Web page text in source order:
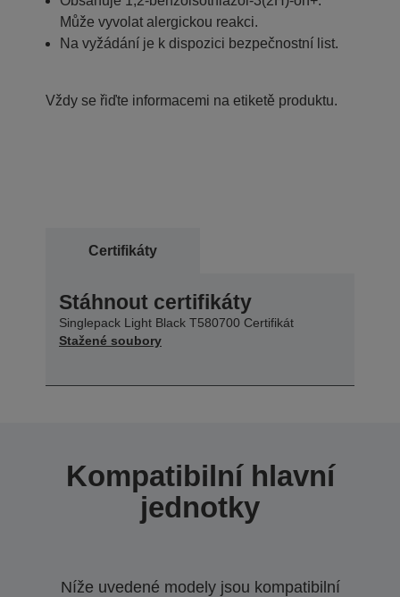
Může vyvolat alergickou reakci.
Na vyžádání je k dispozici bezpečnostní list.
Vždy se řiďte informacemi na etiketě produktu.
Certifikáty
Stáhnout certifikáty
Singlepack Light Black T580700 Certifikát
Stažené soubory
Kompatibilní hlavní
jednotky
Níže uvedené modely jsou kompatibilní